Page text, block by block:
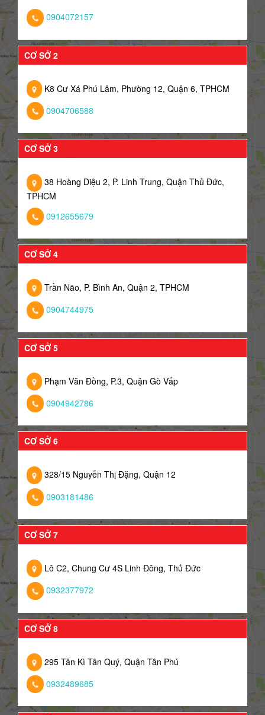
0904072157
CƠ SỞ 2
K8 Cư Xá Phú Lâm, Phường 12, Quận 6, TPHCM
0904706588
CƠ SỞ 3
38 Hoàng Diệu 2, P. Linh Trung, Quận Thủ Đức,
TPHCM
0912655679
CƠ SỞ 4
Trần Não, P. Bình An, Quận 2, TPHCM
0904744975
CƠ SỞ 5
Phạm Văn Đồng, P.3, Quận Gò Vấp
0904942786
CƠ SỞ 6
328/15 Nguyễn Thị Đặng, Quận 12
0903181486
CƠ SỞ 7
Lô C2, Chung Cư 4S Linh Đông, Thủ Đức
0932377972
CƠ SỞ 8
295 Tân Kì Tân Quý, Quận Tân Phú
0932489685